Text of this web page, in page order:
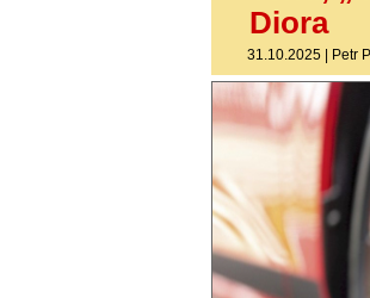
Diora
31.10.2025 | Petr